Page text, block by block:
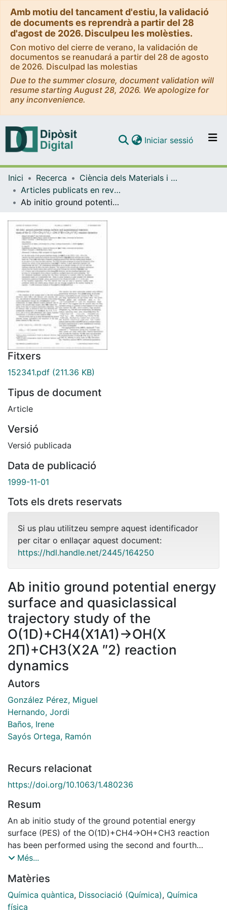
Amb motiu del tancament d'estiu, la validació
de documents es reprendrà a partir del 28
d'agost de 2026. Disculpeu les molèsties.
Con motivo del cierre de verano, la validación de
documentos se reanudará a partir del 28 de agosto
de 2026. Disculpad las molestias
Due to the summer closure, document validation will
resume starting August 28, 2026. We apologize for
any inconvenience.
Navega per tot el DD
Com publicar
Contacte
Iniciar sessió (current)
Inici Recerca
Ciència dels Materials i Química Física
Articles publicats en revistes (Ciència dels Materials i Química Física)
Ab initio ground potential energy surface and quasiclassical trajectory study of the O(1D)+CH4(X1A1)→OH(X 2Π)+CH3(X 2A ″2) reaction dynamics
Fitxers
152341.pdf (211.36 KB)
Tipus de document
Article
Versió
Versió publicada
Data de publicació
1999-11-01
Tots els drets reservats
Si us plau utilitzeu sempre aquest identificador
per citar o enllaçar aquest document:
https://hdl.handle.net/2445/164250
Ab initio ground potential energy
surface and quasiclassical
trajectory study of the
O(1D)+CH4(X1A1)→OH(X
2Π)+CH3(X 2A ″2) reaction
dynamics
Autors
González Pérez, Miguel
Hernando, Jordi
Baños, Irene
Sayós Ortega, Ramón
Recurs relacionat
https://doi.org/10.1063/1.480236
Resum
An ab initio study of the ground potential energy
surface (PES) of the O(1D)+CH4→OH+CH3 reaction
has been performed using the second and fourth
order Møller-Plesset methods with a large basis set.
PES with the methyl group treated as an atom of 15.0
amu has been derived. This PES has been employed to
study the dynamics of the reaction by means of the
Més...
Matèries
Química quàntica, Dissociació (Química), Química
física